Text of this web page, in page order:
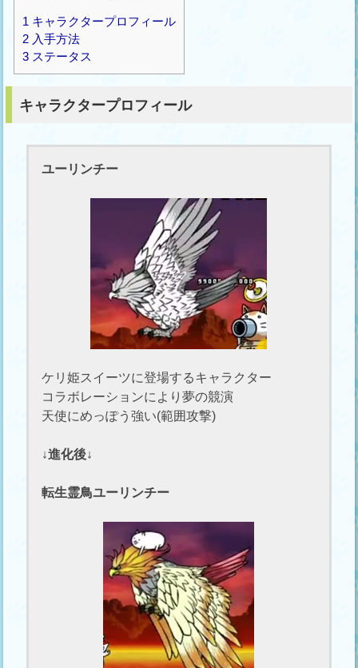
1 キャラクタープロフィール
2 入手方法
3 ステータス
キャラクタープロフィール
ユーリンチー
ケリ姫スイーツに登場するキャラクター
コラボレーションにより夢の競演
天使にめっぽう強い(範囲攻撃)
↓進化後↓
転生霊鳥ユーリンチー